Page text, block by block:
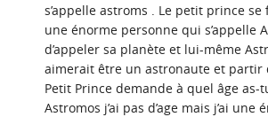
s’appelle astroms . Le petit prince
une énorme personne qui s’appelle
d’appeler sa planète et lui-même
aimerait être un astronaute et partir
Petit Prince demande à quel âge as-
Astromos j’ai pas d’age mais j’ai